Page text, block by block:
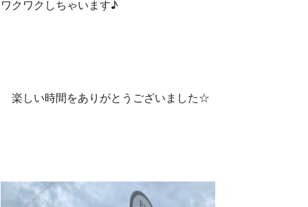
ワクワクしちゃいます♪
楽しい時間をありがとうございました☆